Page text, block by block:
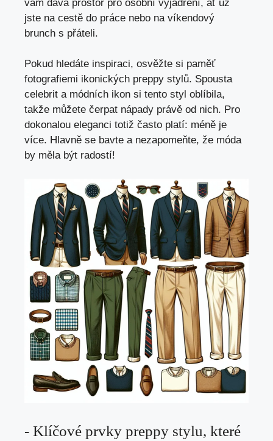
vám dává⁤ prostor pro osobní vyjádření,‍ ať už
‍jste⁣ na cestě do práce⁤ nebo na víkendový
‍brunch ‍s přáteli.
Pokud ‍hledáte inspiraci,⁤ osvěžte si paměť‌
fotografiemi ikonických preppy stylů. Spousta
celebrit⁢ a‌ módních ikon ⁢si tento styl oblíbila,
takže ⁤můžete ⁢čerpat nápady právě od‌ nich. Pro
dokonalou‌ eleganci⁤ totiž​ často platí: méně je
více. Hlavně se bavte a nezapomeňte, že móda
by měla být ⁣radostí!
-⁢ Klíčové prvky preppy stylu, ‌které